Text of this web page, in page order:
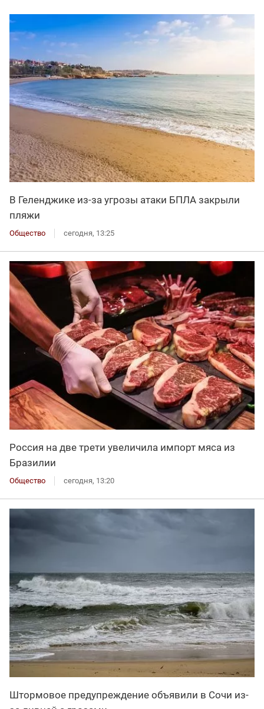
В Геленджике из-за угрозы атаки БПЛА закрыли
пляжи
Общество сегодня, 13:25
Россия на две трети увеличила импорт мяса из
Бразилии
Общество сегодня, 13:20
Штормовое предупреждение объявили в Сочи из-